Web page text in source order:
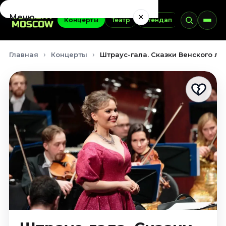
Концерты Театр Стендап Выставки
Меню ×
Сентябрь 2026
Октябрь 2026
Ноябрь 2026
Декабрь 2026
Январь 2027
Театр
Август 2026
Сентябрь 2026
Октябрь 2026
Ноябрь 2026
Главная Концерты Штраус-гала. Сказки Венского